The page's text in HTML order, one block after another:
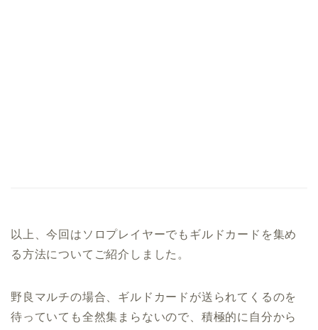
以上、今回はソロプレイヤーでもギルドカードを集め
る方法についてご紹介しました。
野良マルチの場合、ギルドカードが送られてくるのを
待っていても全然集まらないので、積極的に自分から